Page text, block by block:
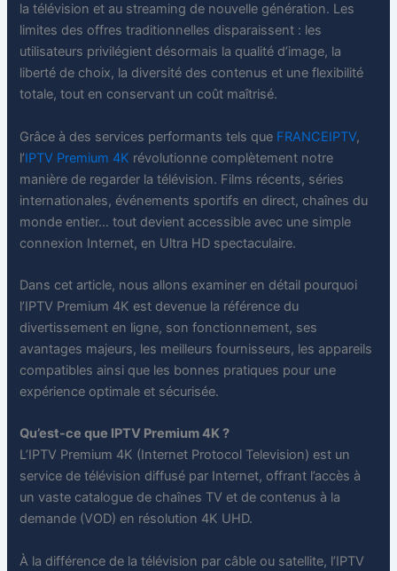
la télévision et au streaming de nouvelle génération. Les
limites des offres traditionnelles disparaissent : les
utilisateurs privilégient désormais la qualité d’image, la
liberté de choix, la diversité des contenus et une flexibilité
totale, tout en conservant un coût maîtrisé.
Grâce à des services performants tels que FRANCEIPTV,
l’IPTV Premium 4K révolutionne complètement notre
manière de regarder la télévision. Films récents, séries
internationales, événements sportifs en direct, chaînes du
monde entier… tout devient accessible avec une simple
connexion Internet, en Ultra HD spectaculaire.
Dans cet article, nous allons examiner en détail pourquoi
l’IPTV Premium 4K est devenue la référence du
divertissement en ligne, son fonctionnement, ses
avantages majeurs, les meilleurs fournisseurs, les appareils
compatibles ainsi que les bonnes pratiques pour une
expérience optimale et sécurisée.
Qu’est-ce que IPTV Premium 4K ?
L’IPTV Premium 4K (Internet Protocol Television) est un
service de télévision diffusé par Internet, offrant l’accès à
un vaste catalogue de chaînes TV et de contenus à la
demande (VOD) en résolution 4K UHD.
À la différence de la télévision par câble ou satellite, l’IPTV